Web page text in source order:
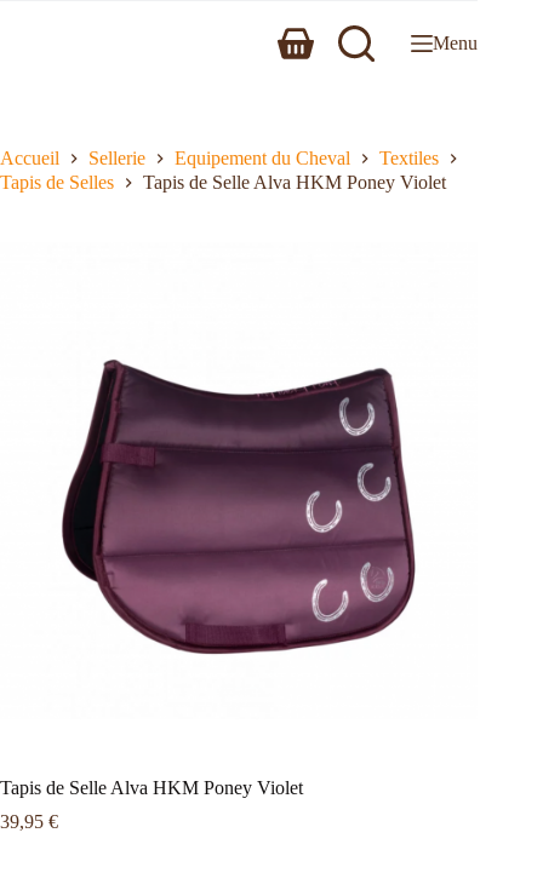
Menu
Accueil Sellerie Equipement du Cheval
Textiles
Tapis de Selles
Tapis de Selle Alva HKM Poney Violet
Tapis de Selle Alva HKM Poney Violet
39,95 €